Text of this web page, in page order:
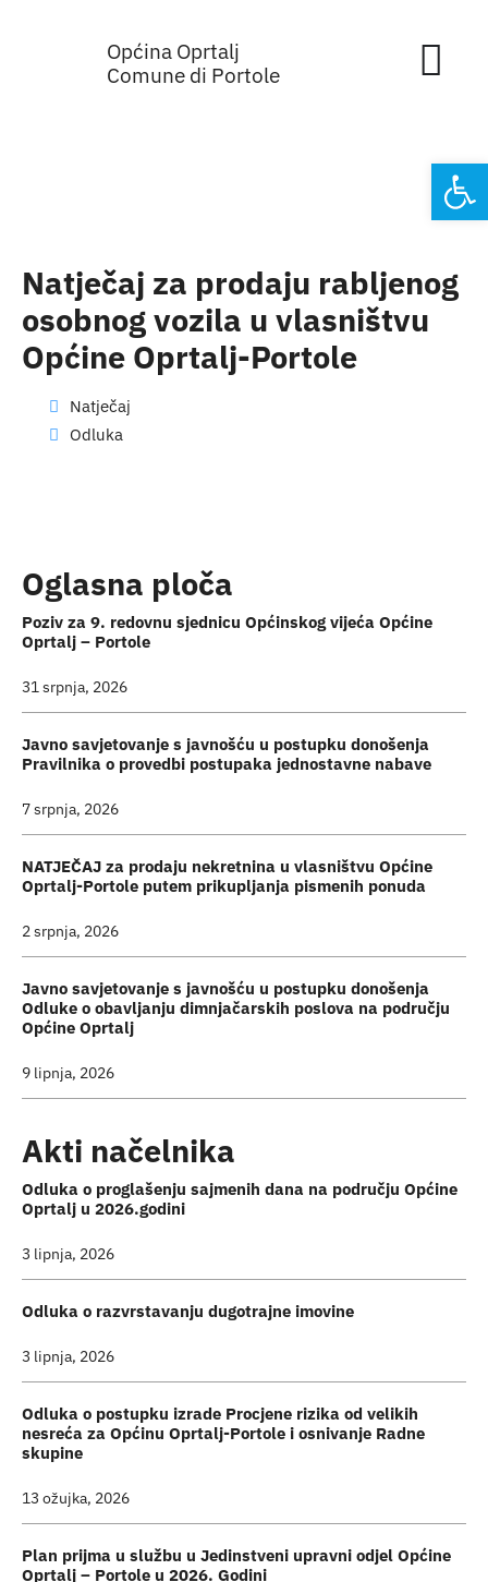
Općina Oprtalj
Comune di Portole
Sa
Za
Natječaj za prodaju rabljenog
osobnog vozila u vlasništvu
Općine Oprtalj-Portole
Natječaj
Odluka
Oglasna ploča
Poziv za 9. redovnu sjednicu Općinskog vijeća Općine
Oprtalj – Portole
31 srpnja, 2026
Javno savjetovanje s javnošću u postupku donošenja
Pravilnika o provedbi postupaka jednostavne nabave
7 srpnja, 2026
NATJEČAJ za prodaju nekretnina u vlasništvu Općine
Oprtalj-Portole putem prikupljanja pismenih ponuda
2 srpnja, 2026
Javno savjetovanje s javnošću u postupku donošenja
Odluke o obavljanju dimnjačarskih poslova na području
Općine Oprtalj
9 lipnja, 2026
Akti načelnika
Odluka o proglašenju sajmenih dana na području Općine
Oprtalj u 2026.godini
3 lipnja, 2026
Odluka o razvrstavanju dugotrajne imovine
3 lipnja, 2026
Odluka o postupku izrade Procjene rizika od velikih
nesreća za Općinu Oprtalj-Portole i osnivanje Radne
skupine
13 ožujka, 2026
Plan prijma u službu u Jedinstveni upravni odjel Općine
Oprtalj – Portole u 2026. Godini